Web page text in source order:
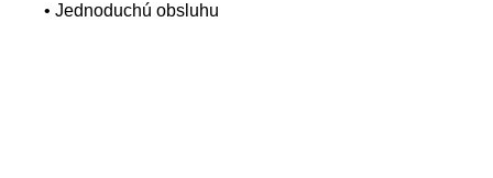
• Jednoduchú obsluhu